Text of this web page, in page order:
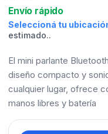
Envío rápido
Seleccioná tu
estimado..
El mini parlante
diseño compacto y
cualquier lugar, ofrece
manos libres y batería